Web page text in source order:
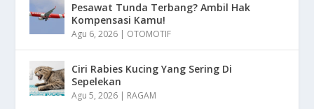
Pesawat Tunda Terbang? Ambil Hak
Kompensasi Kamu!
Agu 6, 2026 | OTOMOTIF
Ciri Rabies Kucing Yang Sering Di
Sepelekan
Agu 5, 2026 | RAGAM